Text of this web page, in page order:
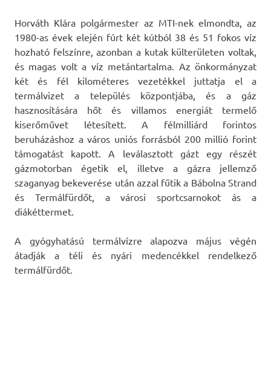
Horváth Klára polgármester az MTI-nek elmondta, az
1980-as évek elején fúrt két kútból 38 és 51 fokos víz
hozható felszínre, azonban a kutak külterületen voltak,
és magas volt a víz metántartalma. Az önkormányzat
két és fél kilométeres vezetékkel juttatja el a
termálvizet a település központjába, és a gáz
hasznosítására hőt és villamos energiát termelő
kiserőművet létesített. A félmilliárd forintos
beruházáshoz a város uniós forrásból 200 millió forint
támogatást kapott. A leválasztott gázt egy részét
gázmotorban égetik el, illetve a gázra jellemző
szaganyag bekeverése után azzal fűtik a Bábolna Strand
és Termálfürdőt, a városi sportcsarnokot ás a
diákéttermet.
A gyógyhatású termálvízre alapozva május végén
átadják a téli és nyári medencékkel rendelkező
termálfürdőt.